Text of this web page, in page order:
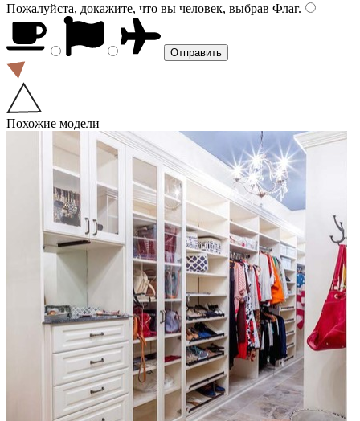
Пожалуйста, докажите, что вы человек, выбрав Флаг.
Похожие модели